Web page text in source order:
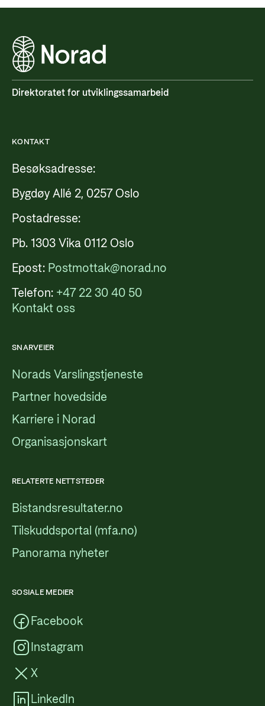
Direktoratet for utviklingssamarbeid
KONTAKT
Besøksadresse:
Bygdøy Allé 2, 0257 Oslo
Postadresse:
Pb. 1303 Vika 0112 Oslo
Epost: Postmottak@norad.no
Telefon: +47 22 30 40 50
Kontakt oss
SNARVEIER
Norads Varslingstjeneste
Partner hovedside
Karriere i Norad
Organisasjonskart
RELATERTE NETTSTEDER
Bistandsresultater.no
Tilskuddsportal (mfa.no)
Panorama nyheter
SOSIALE MEDIER
Facebook
Instagram
X
LinkedIn